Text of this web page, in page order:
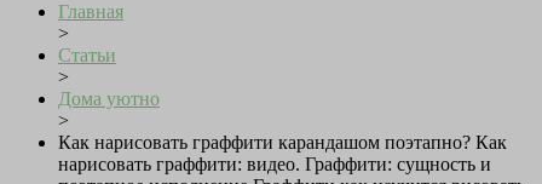
Главная
>
Статьи
>
Дома уютно
>
Как нарисовать граффити карандашом поэтапно? Как
нарисовать граффити: видео. Граффити: сущность и